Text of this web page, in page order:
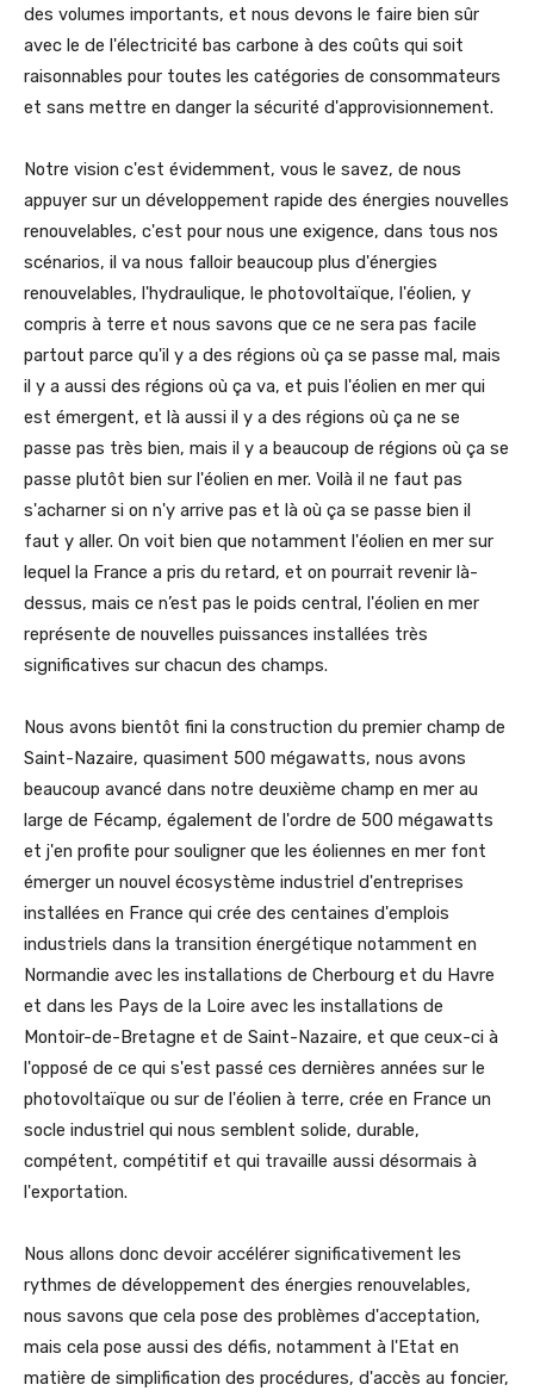
des volumes importants, et nous devons le faire bien sûr
avec le de l'électricité bas carbone à des coûts qui soit
raisonnables pour toutes les catégories de consommateurs
et sans mettre en danger la sécurité d'approvisionnement.
Notre vision c'est évidemment, vous le savez, de nous
appuyer sur un développement rapide des énergies nouvelles
renouvelables, c'est pour nous une exigence, dans tous nos
scénarios, il va nous falloir beaucoup plus d'énergies
renouvelables, l'hydraulique, le photovoltaïque, l'éolien, y
compris à terre et nous savons que ce ne sera pas facile
partout parce qu'il y a des régions où ça se passe mal, mais
il y a aussi des régions où ça va, et puis l'éolien en mer qui
est émergent, et là aussi il y a des régions où ça ne se
passe pas très bien, mais il y a beaucoup de régions où ça se
passe plutôt bien sur l'éolien en mer. Voilà il ne faut pas
s'acharner si on n'y arrive pas et là où ça se passe bien il
faut y aller. On voit bien que notamment l'éolien en mer sur
lequel la France a pris du retard, et on pourrait revenir là-
dessus, mais ce n’est pas le poids central, l'éolien en mer
représente de nouvelles puissances installées très
significatives sur chacun des champs.
Nous avons bientôt fini la construction du premier champ de
Saint-Nazaire, quasiment 500 mégawatts, nous avons
beaucoup avancé dans notre deuxième champ en mer au
large de Fécamp, également de l'ordre de 500 mégawatts
et j'en profite pour souligner que les éoliennes en mer font
émerger un nouvel écosystème industriel d'entreprises
installées en France qui crée des centaines d'emplois
industriels dans la transition énergétique notamment en
Normandie avec les installations de Cherbourg et du Havre
et dans les Pays de la Loire avec les installations de
Montoir-de-Bretagne et de Saint-Nazaire, et que ceux-ci à
l'opposé de ce qui s'est passé ces dernières années sur le
photovoltaïque ou sur de l'éolien à terre, crée en France un
socle industriel qui nous semblent solide, durable,
compétent, compétitif et qui travaille aussi désormais à
l'exportation.
Nous allons donc devoir accélérer significativement les
rythmes de développement des énergies renouvelables,
nous savons que cela pose des problèmes d'acceptation,
mais cela pose aussi des défis, notamment à l'Etat en
matière de simplification des procédures, d'accès au foncier,